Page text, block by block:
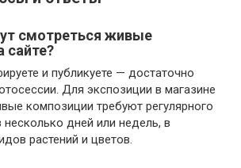
смотреться живые
сайте?
и публикуете — достаточно
Для экспозиции в магазине
композиции требуют регулярного
несколько дней или недель, в
растений и цветов.